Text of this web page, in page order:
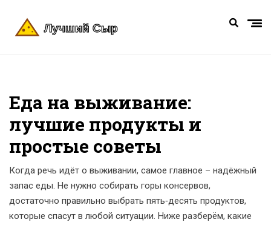
Еда на выживание:
лучшие продукты и
простые советы
Когда речь идёт о выживании, самое главное – надёжный
запас еды. Не нужно собирать горы консервов,
достаточно правильно выбрать пять‑десять продуктов,
которые спасут в любой ситуации. Ниже разберём, какие